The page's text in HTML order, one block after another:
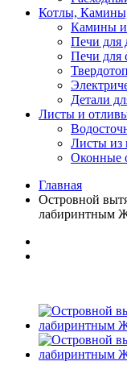
Котлы,
Камины и
Печи для
Печи для
Детали
Листы и
Листы из
Оконные
Главная
Островной
лабиринтным